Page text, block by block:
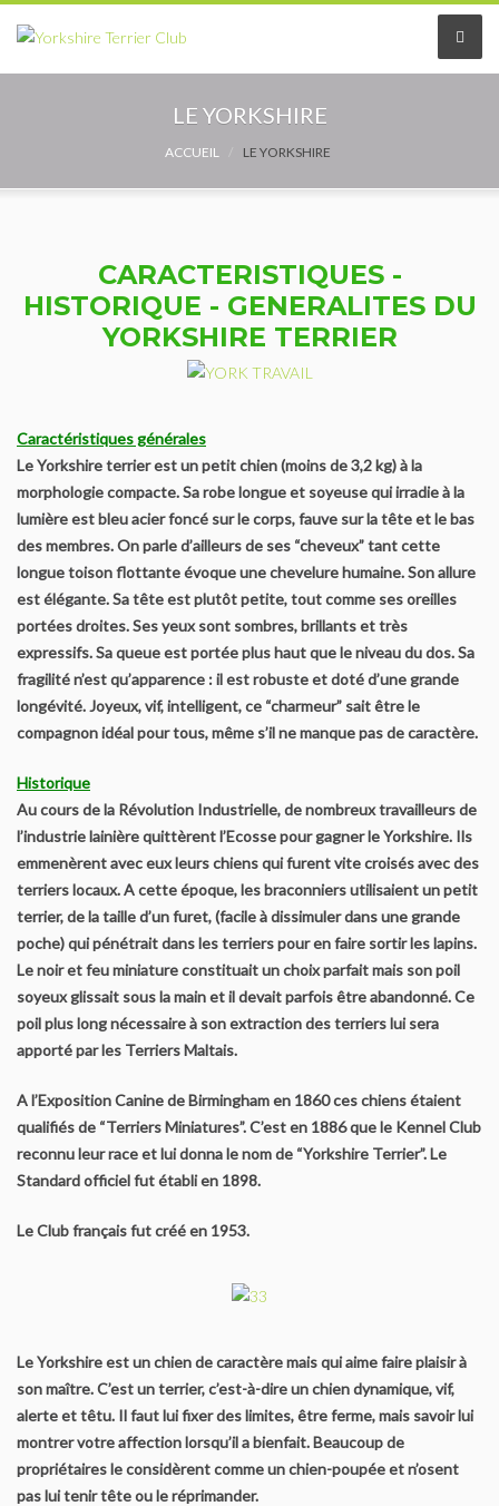
Adhérer au Club
Les Statuts
Le règlement intérieur
Le Yorkshire
Le standard et les points de non confirmation
La morphologie en images
La formule dentaire
Les couleurs de la robe chez le chien
Dépistage radiographique -Rotules- Cotations et Tan
Conseils de toilettage
Le Biewer
L’origine du Biewer Terrier
Points de Non Confirmation du BT
La morphologie du Biewer Terrier en images
Faire confirmer votre Biewer
Dépistage radiographique – Rotules- Cotations et Tan Biewer
Liste des éleveurs Biewer
LE YORKSHIRE
ACCUEIL LE YORKSHIRE
CARACTERISTIQUES -
HISTORIQUE - GENERALITES DU
YORKSHIRE TERRIER
Caractéristiques générales
Le Yorkshire terrier est un petit chien (moins de 3,2 kg) à la
morphologie compacte. Sa robe longue et soyeuse qui irradie à la
lumière est bleu acier foncé sur le corps, fauve sur la tête et le bas
des membres. On parle d’ailleurs de ses “cheveux” tant cette
longue toison flottante évoque une chevelure humaine. Son allure
est élégante. Sa tête est plutôt petite, tout comme ses oreilles
portées droites. Ses yeux sont sombres, brillants et très
expressifs. Sa queue est portée plus haut que le niveau du dos. Sa
fragilité n’est qu’apparence : il est robuste et doté d’une grande
longévité. Joyeux, vif, intelligent, ce “charmeur” sait être le
compagnon idéal pour tous, même s’il ne manque pas de caractère.
Historique
Au cours de la Révolution Industrielle, de nombreux travailleurs de
l’industrie lainière quittèrent l’Ecosse pour gagner le Yorkshire. Ils
emmenèrent avec eux leurs chiens qui furent vite croisés avec des
terriers locaux. A cette époque, les braconniers utilisaient un petit
terrier, de la taille d’un furet, (facile à dissimuler dans une grande
poche) qui pénétrait dans les terriers pour en faire sortir les lapins.
Le noir et feu miniature constituait un choix parfait mais son poil
soyeux glissait sous la main et il devait parfois être abandonné. Ce
poil plus long nécessaire à son extraction des terriers lui sera
apporté par les Terriers Maltais.
A l’Exposition Canine de Birmingham en 1860 ces chiens étaient
qualifiés de “Terriers Miniatures”. C’est en 1886 que le Kennel Club
reconnu leur race et lui donna le nom de “Yorkshire Terrier”. Le
Standard officiel fut établi en 1898.
Le Club français fut créé en 1953.
Le Yorkshire est un chien de caractère mais qui aime faire plaisir à
son maître. C’est un terrier, c’est-à-dire un chien dynamique, vif,
alerte et têtu. Il faut lui fixer des limites, être ferme, mais savoir lui
montrer votre affection lorsqu’il a bienfait. Beaucoup de
propriétaires le considèrent comme un chien-poupée et n’osent
pas lui tenir tête ou le réprimander.